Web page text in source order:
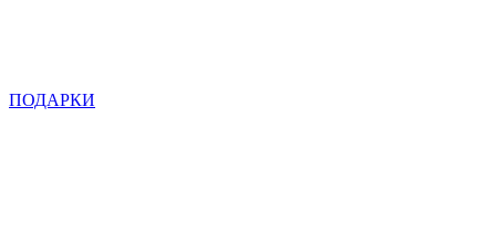
ПОДАРКИ